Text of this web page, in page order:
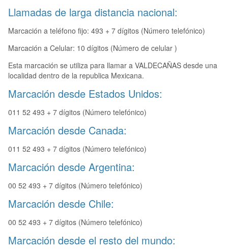
Llamadas de larga distancia nacional:
Marcación a teléfono fijo: 493 + 7 dígitos (Número telefónico)
Marcación a Celular: 10 dígitos (Número de celular )
Esta marcación se utiliza para llamar a VALDECAÑAS desde una
localidad dentro de la republica Mexicana.
Marcación desde Estados Unidos:
011 52 493 + 7 dígitos (Número telefónico)
Marcación desde Canada:
011 52 493 + 7 dígitos (Número telefónico)
Marcación desde Argentina:
00 52 493 + 7 dígitos (Número telefónico)
Marcación desde Chile:
00 52 493 + 7 dígitos (Número telefónico)
Marcación desde el resto del mundo: